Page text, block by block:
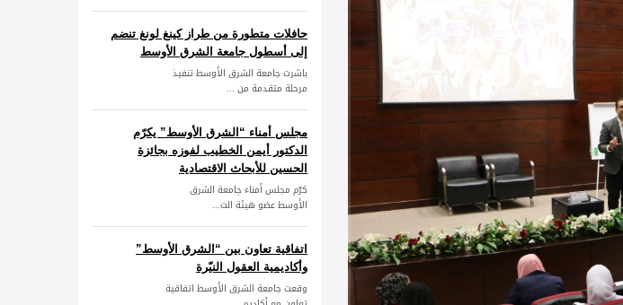
حافلات متطورة من طراز كينغ لونغ تنضم
إلى أسطول جامعة الشرق الأوسط
باشرت جامعة الشرق الأوسط تنفيذ
مرحلة متقدمة من ...
مجلس أمناء “الشرق الأوسط” يكرّم
الدكتور أيمن الخطيب لفوزه بجائزة
الحسين للأبحاث الاقتصادية
كرّم مجلس أمناء جامعة الشرق
الأوسط عضو هيئة الت...
اتفاقية تعاون بين “الشرق الأوسط”
وأكاديمية العقول النيّرة
وقعت جامعة الشرق الأوسط اتفاقية